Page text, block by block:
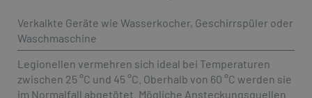
Verkalkte Geräte wie Wasserkocher, Geschirrspüler oder
Waschmaschine
Legionellen vermehren sich ideal bei Temperaturen
zwischen 25 °C und 45 °C. Oberhalb von 60 °C werden sie
im Normalfall abgetötet. Mögliche Ansteckungsquellen